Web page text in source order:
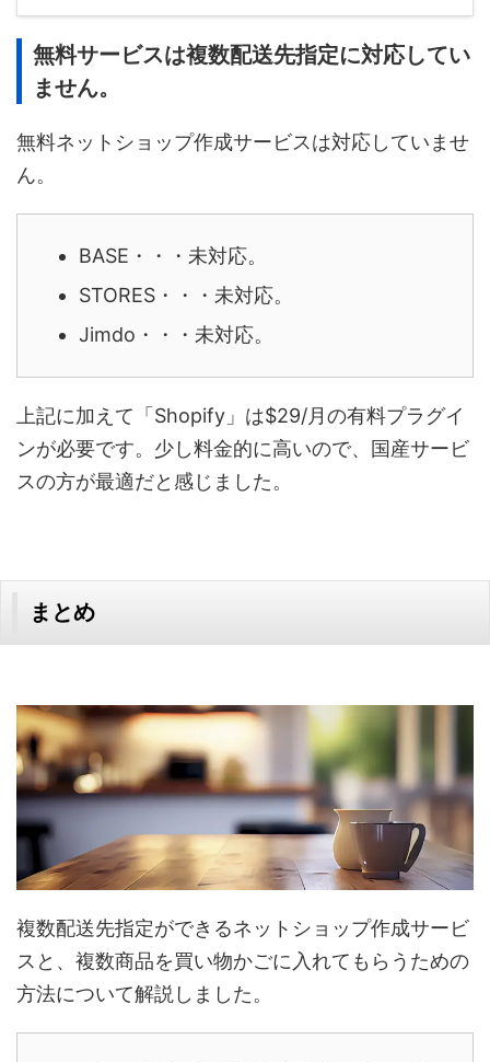
無料サービスは複数配送先指定に対応してい
ません。
無料ネットショップ作成サービスは対応していませ
ん。
BASE・・・未対応。
STORES・・・未対応。
Jimdo・・・未対応。
上記に加えて「Shopify」は$29/月の有料プラグイ
ンが必要です。少し料金的に高いので、国産サービ
スの方が最適だと感じました。
まとめ
複数配送先指定ができるネットショップ作成サービ
スと、複数商品を買い物かごに入れてもらうための
方法について解説しました。